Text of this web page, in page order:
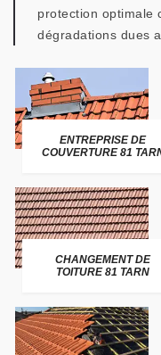
protection optimale
dégradations dues
ENTREPRISE DE
COUVERTURE 81
CHANGEMENT DE
TOITURE 81 TARN